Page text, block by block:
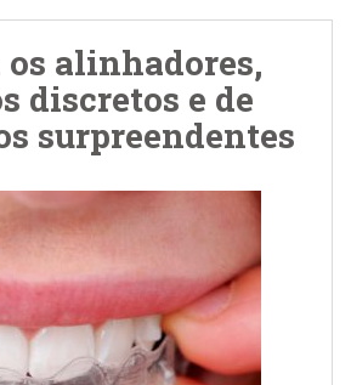
os alinhadores,
discretos e de
surpreendentes